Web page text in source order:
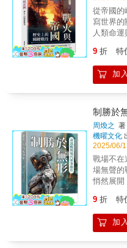
見未來的
化下的我
武裝力量
而，本書
念到完
論家對《
起》強調
治模式
治間的互
版於冷戰
八○年代
以限制暴
圍之內。
裝力量（
主）之下
者在論述
或許無
行、速見
恐懼提
盼的，「
點：一、
轉強與盟
1942年
面在多
力，並在
動。邱吉
局中的
合作挑戰
非一蹴可
英軍雖成
事仍處膠
珠港攻擊
戰歷史的
福密切往
調整應對
歷史瞬間
福及加拿
程」不僅
也讓讀
從帝國的
寫世界的
人類命
中，帝國
征戰。從
帝國，
心與代價
戰等真實
構與深層
引爆千
再只是疆
東征，
力重組
劃出血與
教與民族
政治交
劍之間
層的吶喊
9 折 特
加
制勝於
周煥之 著
機曜文化
2025/06/
戰場不在
場無聲的
悄然展開 ▎戰爭不再是子彈與坦克，而是資料
已不再取
本書深入
器網路
9 折 特
加